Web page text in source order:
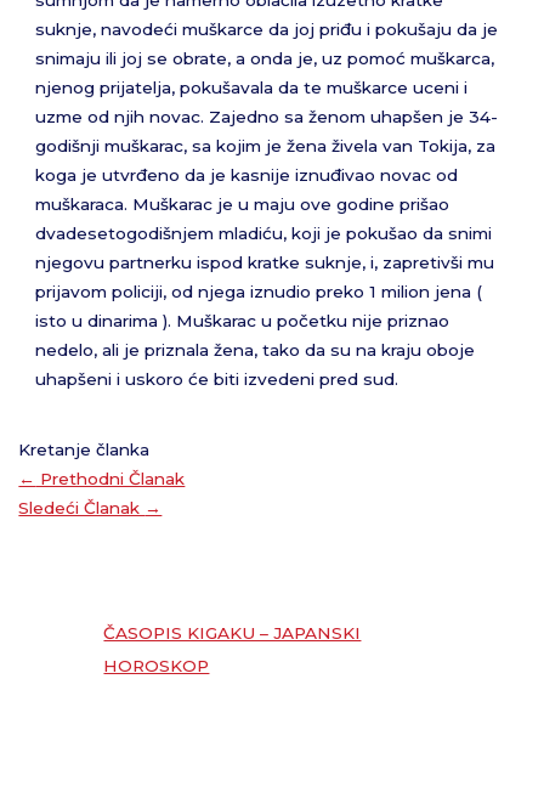
suknje, navodeći muškarce da joj priđu i pokušaju da je
snimaju ili joj se obrate, a onda je, uz pomoć muškarca,
njenog prijatelja, pokušavala da te muškarce uceni i
uzme od njih novac. Zajedno sa ženom uhapšen je 34-
godišnji muškarac, sa kojim je žena živela van Tokija, za
koga je utvrđeno da je kasnije iznuđivao novac od
muškaraca. Muškarac je u maju ove godine prišao
dvadesetogodišnjem mladiću, koji je pokušao da snimi
njegovu partnerku ispod kratke suknje, i, zapretivši mu
prijavom policiji, od njega iznudio preko 1 milion jena (
isto u dinarima ). Muškarac u početku nije priznao
nedelo, ali je priznala žena, tako da su na kraju oboje
uhapšeni i uskoro će biti izvedeni pred sud.
Kretanje članka
← Prethodni Članak
Sledeći Članak →
ČASOPIS KIGAKU – JAPANSKI
HOROSKOP